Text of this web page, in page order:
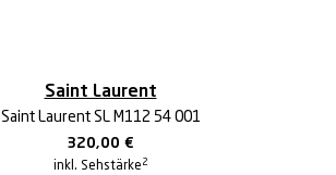
Saint Laurent
Saint Laurent SL M112 54 001
320,00 €
inkl. Sehstärke 2